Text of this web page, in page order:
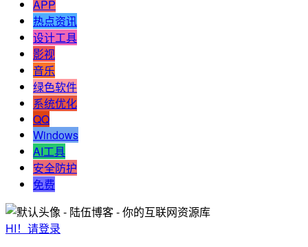
APP
热点资讯
设计工具
影视
音乐
绿色软件
系统优化
QQ
Windows
AI工具
安全防护
免费
HI！请登录